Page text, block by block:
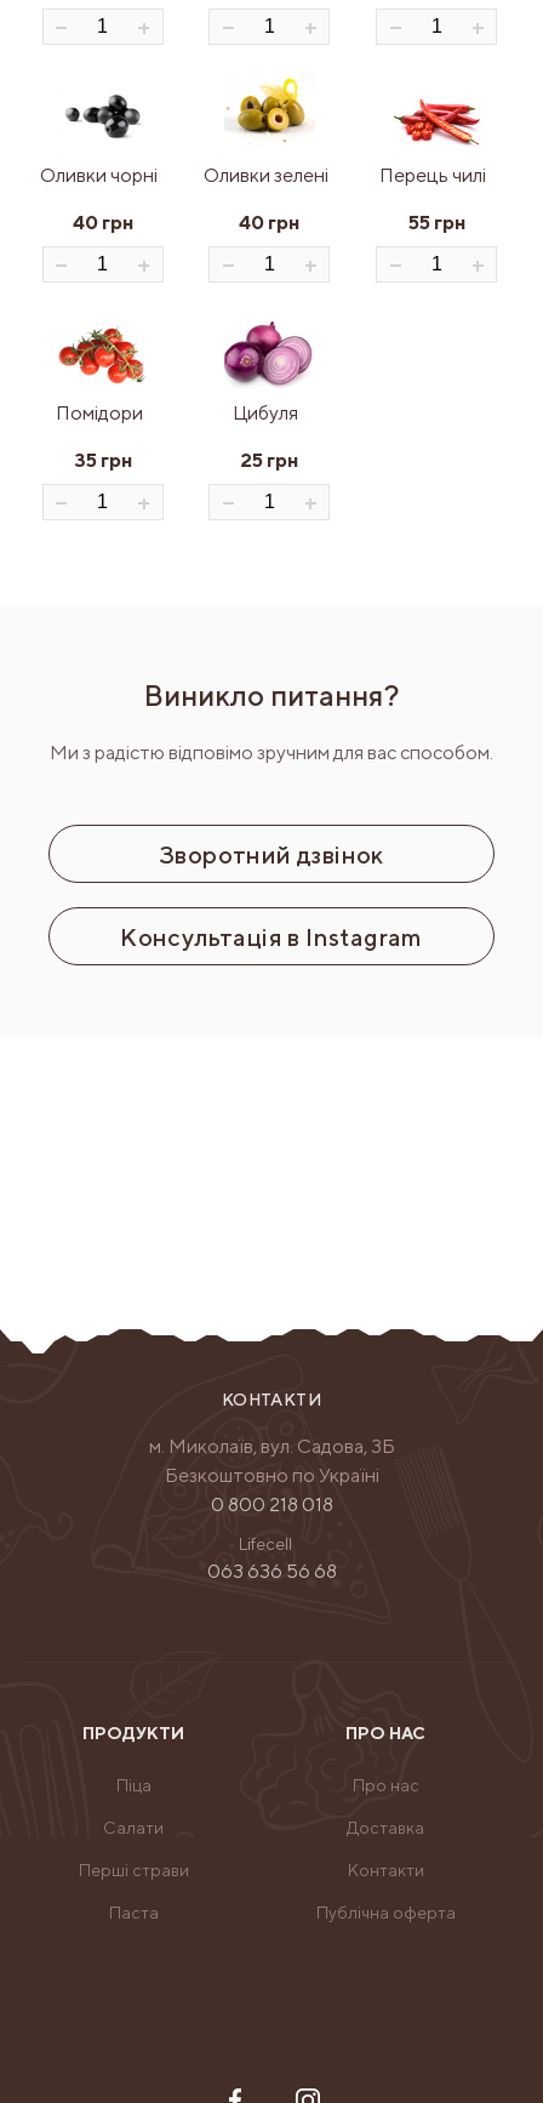
Оливки чорні
40 грн
Оливки зелені
40 грн
Перець чилі
55 грн
Помідори
35 грн
Цибуля
25 грн
Виникло питання?
Ми з радістю відповімо зручним для вас способом.
Зворотний дзвінок
Консультація в Instagram
КОНТАКТИ
м. Миколаїв, вул. Садова, 3Б
Безкоштовно по Україні
0 800 218 018
Lifecell
063 636 56 68
ПРОДУКТИ
Піца
Салати
Перші страви
Паста
ПРО НАС
Про нас
Доставка
Контакти
Публічна оферта